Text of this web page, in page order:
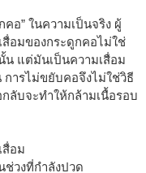
อ” ในความเป็นจริง ผู้
อมของกระดูกคอไม่ใช่
น แต่มันเป็นความเสื่อม
ารไม่ขยับคอจึงไม่ใช่วิธี
ลับจะทำให้กล้ามเนื้อรอบ
สื่อม
วงที่กำลังปวด